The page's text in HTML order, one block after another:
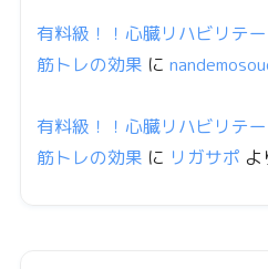
有料級！！心臓リハビリテ
筋トレの効果 に
有料級！！心臓リハビリテ
筋トレの効果 に リガサポ よ